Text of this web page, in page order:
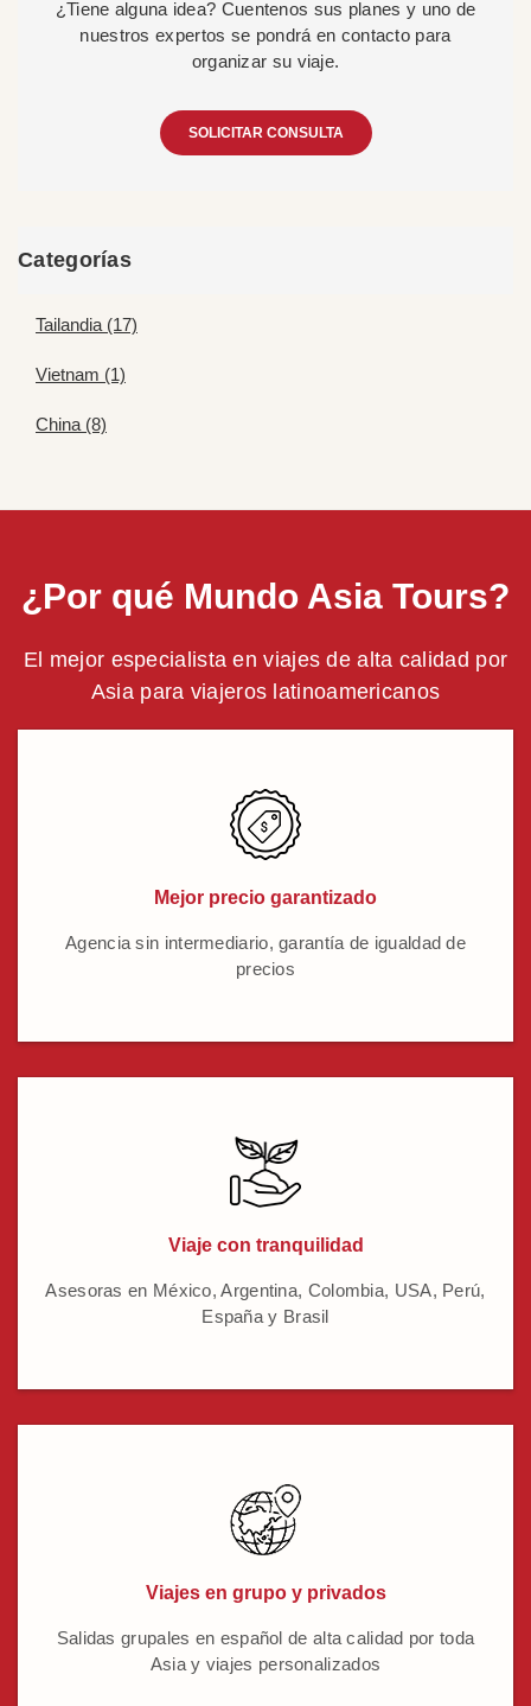
¿Tiene alguna idea? Cuentenos sus planes y uno de
nuestros expertos se pondrá en contacto para
organizar su viaje.
SOLICITAR CONSULTA
Categorías
Tailandia (17)
Vietnam (1)
China (8)
¿Por qué Mundo Asia Tours?
El mejor especialista en viajes de alta calidad por
Asia para viajeros latinoamericanos
Mejor precio garantizado
Agencia sin intermediario, garantía de igualdad de
precios
Viaje con tranquilidad
Asesoras en México, Argentina, Colombia, USA, Perú,
España y Brasil
Viajes en grupo y privados
Salidas grupales en español de alta calidad por toda
Asia y viajes personalizados